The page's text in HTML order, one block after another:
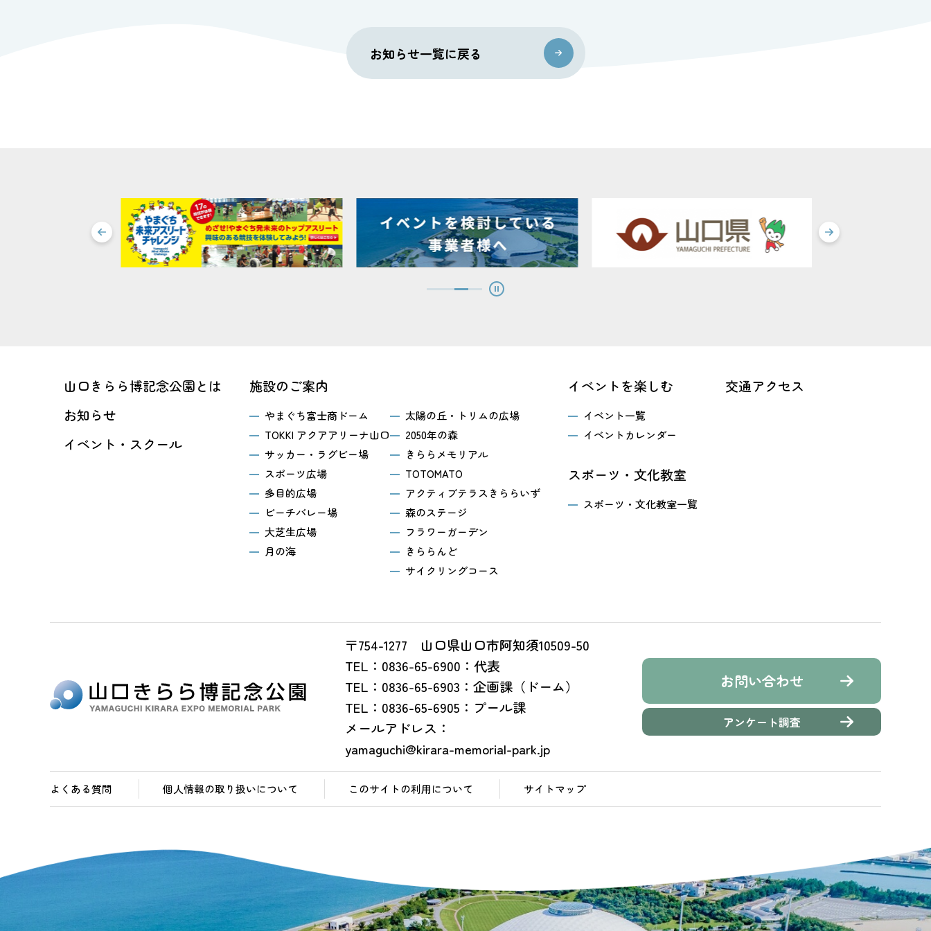
お知らせ一覧に戻る
山口きらら博記念公園とは
お知らせ
イベント・スクール
施設のご案内
やまぐち富士商ドーム
TOKKI アクアアリーナ山口
サッカー・ラグビー場
スポーツ広場
多目的広場
ビーチバレー場
大芝生広場
月の海
太陽の丘・トリムの広場
2050年の森
きららメモリアル
TOTOMATO
アクティブテラスきららいず
森のステージ
フラワーガーデン
きららんど
サイクリングコース
イベントを楽しむ
イベント一覧
イベントカレンダー
スポーツ・文化教室
スポーツ・文化教室一覧
交通アクセス
〒754-1277 山口県山口市阿知須10509-50
TEL：0836-65-6900：代表
TEL：0836-65-6903：企画課（ドーム）
TEL：0836-65-6905：プール課
メールアドレス：
yamaguchi@kirara-memorial-park.jp
お問い合わせ
アンケート調査
よくある質問 個人情報の取り扱いについて このサイトの利用について サイトマップ